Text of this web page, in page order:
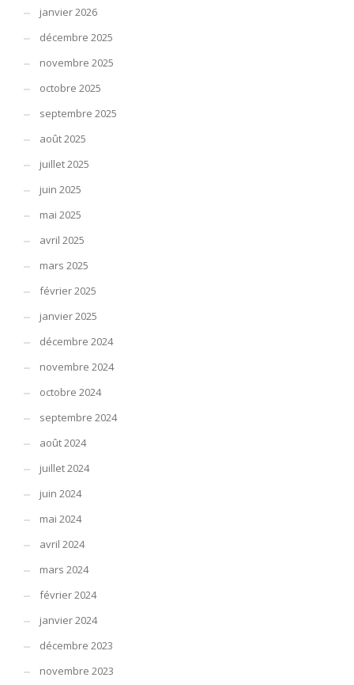
janvier 2026
décembre 2025
novembre 2025
octobre 2025
septembre 2025
août 2025
juillet 2025
juin 2025
mai 2025
avril 2025
mars 2025
février 2025
janvier 2025
décembre 2024
novembre 2024
octobre 2024
septembre 2024
août 2024
juillet 2024
juin 2024
mai 2024
avril 2024
mars 2024
février 2024
janvier 2024
décembre 2023
novembre 2023